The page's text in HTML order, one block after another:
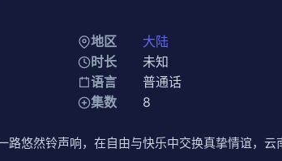
地区
大陆
时长
未知
语言
普通话
集数 8
悠然铃声响，在自由与快乐中交换真挚情谊，